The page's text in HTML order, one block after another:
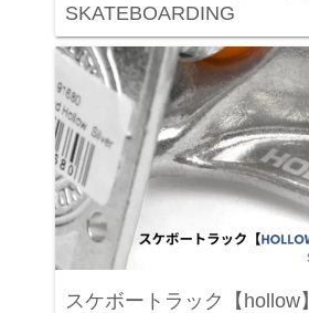
SKATEBOARDING
スケボートラック【hollow